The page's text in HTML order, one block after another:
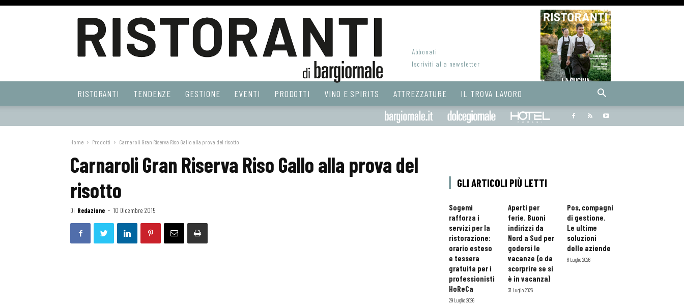
Web
Abbonati
Iscriviti alla newsletter
RISTORANTI TENDENZE GESTIONE EVENTI PRODOTTI VINO E SPIRITS ATTREZZATURE IL TROVA LAVORO
Bargiornale dolcegiornale
Home Prodotti Carnaroli Gran Riserva Riso Gallo alla prova del risotto
Carnaroli Gran Riserva Riso Gallo alla prova del
risotto
Di Redazione - 10 Dicembre 2015
GLI ARTICOLI PIÙ LETTI
Sogemi
rafforza i
servizi per la
ristorazione:
orario esteso
e tessera
gratuita per i
professionisti
HoReCa
29 Luglio 2026
Aperti per
ferie. Buoni
indirizzi da
Nord a Sud per
godersi le
vacanze (o da
scorprire se si
è in vacanza)
31 Luglio 2026
Pos, compagni
di gestione.
Le ultime
soluzioni
delle aziende
8 Luglio 2026